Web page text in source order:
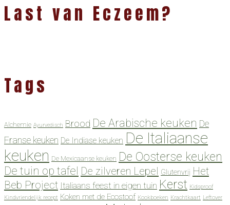
Last van Eczeem?
Tags
Alchemie Ayurvedisch Brood De Arabische keuken De
Franse keuken De Indiase keuken De Italiaanse
keuken De Mexicaanse keuken De Oosterse keuken
De tuin op tafel De zilveren Lepel Glutenvrij Het
Beb Project Italiaans feest in eigen tuin Kerst Kidsproof
Kindvriendelijk recept Koken met de Ecostoof Kookboeken Krachtkaart Leftover